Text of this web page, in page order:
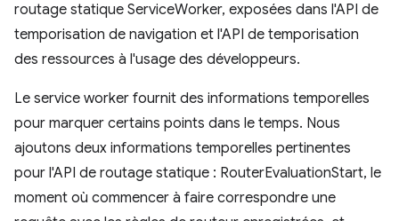
routage statique ServiceWorker, exposées dans l'API de
temporisation de navigation et l'API de temporisation
des ressources à l'usage des développeurs.
Le service worker fournit des informations temporelles
pour marquer certains points dans le temps. Nous
ajoutons deux informations temporelles pertinentes
pour l'API de routage statique : RouterEvaluationStart, le
moment où commencer à faire correspondre une